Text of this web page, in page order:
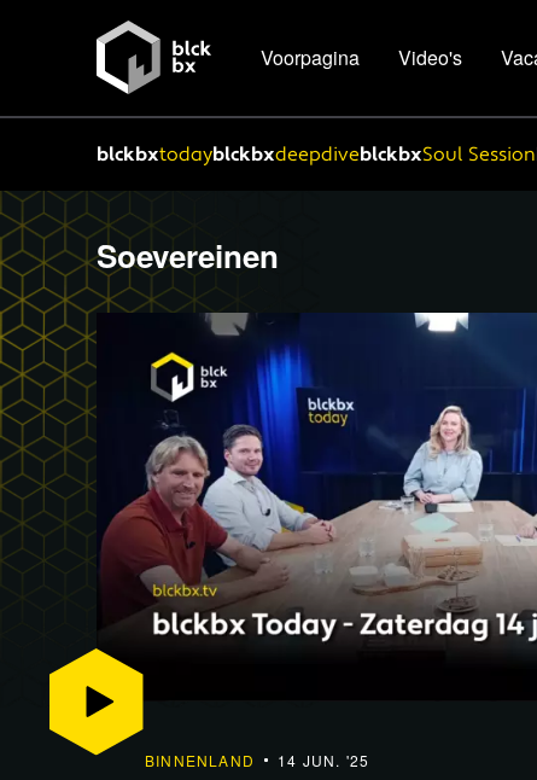
Voorpagina Video's
blckbxtodayblckbxdeepdiveblckbxSoul Session
Soevereinen
BINNENLAND 14 JUN. '25